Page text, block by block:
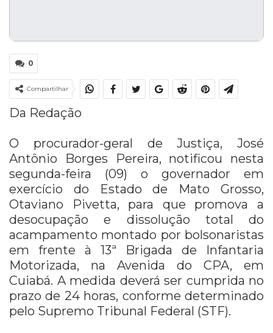
0
Compartilhar
Da Redação
O procurador-geral de Justiça, José
Antônio Borges Pereira, notificou nesta
segunda-feira (09) o governador em
exercício do Estado de Mato Grosso,
Otaviano Pivetta, para que promova a
desocupação e dissolução total do
acampamento montado por bolsonaristas
em frente à 13ª Brigada de Infantaria
Motorizada, na Avenida do CPA, em
Cuiabá. A medida deverá ser cumprida no
prazo de 24 horas, conforme determinado
pelo Supremo Tribunal Federal (STF).